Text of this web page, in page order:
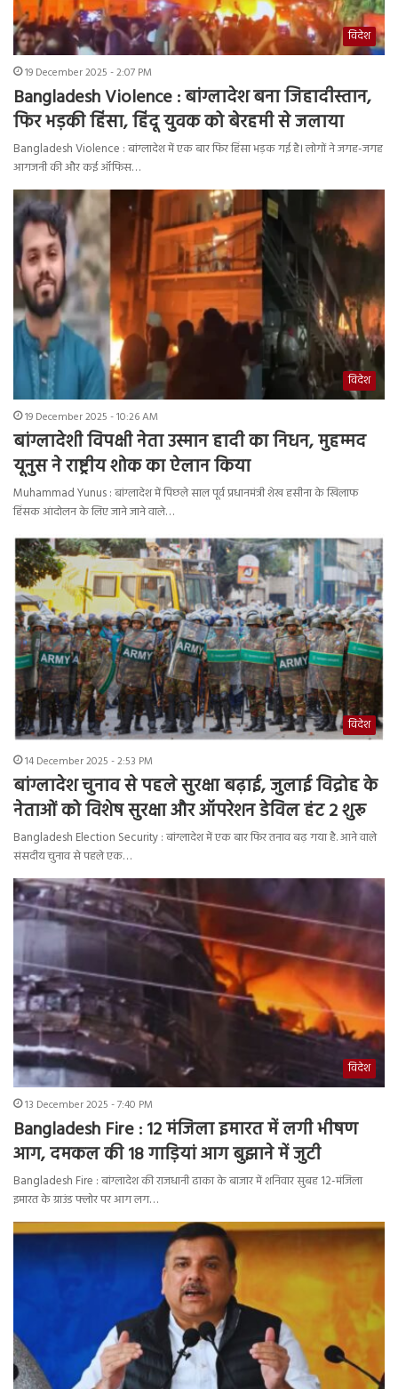
विदेश
19 December 2025 - 2:07 PM
Bangladesh Violence : बांग्लादेश बना जिहादीस्तान,
फिर भड़की हिंसा, हिंदू युवक को बेरहमी से जलाया
Bangladesh Violence : बांग्लादेश में एक बार फिर हिंसा भड़क गई है। लोगों ने जगह-जगह
आगजनी की और कई ऑफिस…
विदेश
19 December 2025 - 10:26 AM
बांग्लादेशी विपक्षी नेता उस्मान हादी का निधन, मुहम्मद
यूनुस ने राष्ट्रीय शोक का ऐलान किया
Muhammad Yunus : बांग्लादेश में पिछले साल पूर्व प्रधानमंत्री शेख हसीना के खिलाफ
हिंसक आंदोलन के लिए जाने जाने वाले…
विदेश
14 December 2025 - 2:53 PM
बांग्लादेश चुनाव से पहले सुरक्षा बढ़ाई, जुलाई विद्रोह के
नेताओं को विशेष सुरक्षा और ऑपरेशन डेविल हंट 2 शुरू
Bangladesh Election Security : बांग्लादेश में एक बार फिर तनाव बढ़ गया है. आने वाले
संसदीय चुनाव से पहले एक…
विदेश
13 December 2025 - 7:40 PM
Bangladesh Fire : 12 मंजिला इमारत में लगी भीषण
आग, दमकल की 18 गाड़ियां आग बुझाने में जुटी
Bangladesh Fire : बांग्लादेश की राजधानी ढाका के बाजार में शनिवार सुबह 12-मंजिला
इमारत के ग्राउंड फ्लोर पर आग लग…